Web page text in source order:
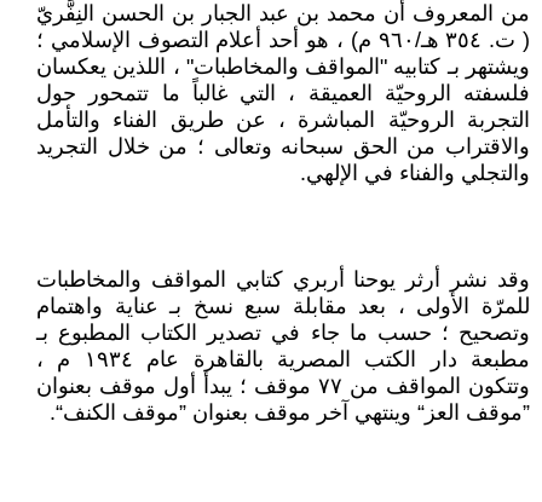
من المعروف أن محمد بن عبد الجبار بن الحسن النِفَّريّ
( ت. ٣٥٤ هـ/٩٦٠ م) ، هو أحد أعلام التصوف الإسلامي ؛
ويشتهر بـ كتابيه "المواقف والمخاطبات" ، اللذين يعكسان
فلسفته الروحيّة العميقة ، التي غالباً ما تتمحور حول
التجربة الروحيّة المباشرة ، عن طريق الفناء والتأمل
والاقتراب من الحق سبحانه وتعالى ؛ من خلال التجريد
والتجلي والفناء في الإلهي.
وقد نشر أرثر يوحنا أربري كتابي المواقف والمخاطبات
للمرّة الأولى ، بعد مقابلة سبع نسخ بـ عناية واهتمام
وتصحيح ؛ حسب ما جاء في تصدير الكتاب المطبوع بـ
مطبعة دار الكتب المصرية بالقاهرة عام ١٩٣٤ م ،
وتتكون المواقف من ٧٧ موقف ؛ يبدأ أول موقف بعنوان
”موقف العز“ وينتهي آخر موقف بعنوان ”موقف الكنف“.